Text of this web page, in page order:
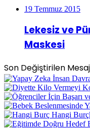
19 Temmuz 2015
Lekesiz ve
Maskesi
Son Değiştirilen